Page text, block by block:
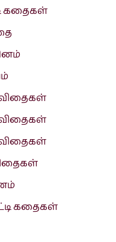
கதைகள்
கதைகள்